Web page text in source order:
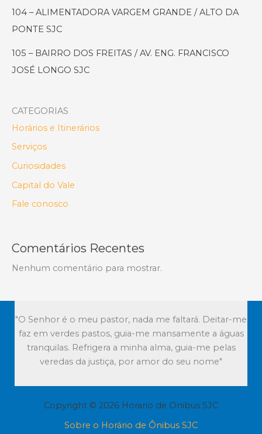
SJC
do
104 – ALIMENTADORA VARGEM GRANDE / ALTO DA
PONTE SJC
105 – BAIRRO DOS FREITAS / AV. ENG. FRANCISCO
JOSÉ LONGO SJC
CATEGORIAS
Horários e Itinerários
Serviços
Curiosidades
Capital do Vale
Fale conosco
Comentários Recentes
Nenhum comentário para mostrar.
"O Senhor é o meu pastor, nada me faltará. Deitar-me
faz em verdes pastos, guia-me mansamente a águas
tranquilas. Refrigera a minha alma, guia-me pelas
veredas da justiça, por amor do seu nome"
Copyright © 2026 Horario de Onibus SJC
Sobre o Horário de Ônibus SJC